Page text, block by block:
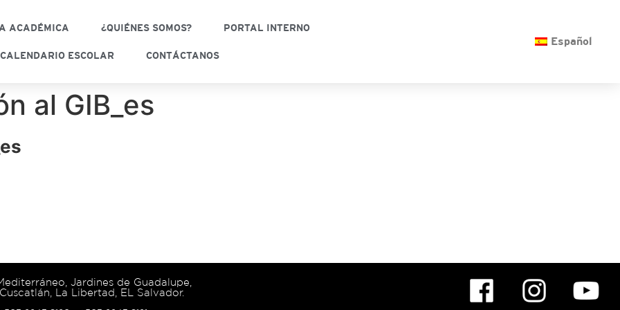
ACADÉMICA ¿QUIÉNES SOMOS? PORTAL INTERNO
CALENDARIO ESCOLAR CONTÁCTANOS
Español
al GIB_es
Jardines de Guadalupe,
La Libertad, EL Salvador.